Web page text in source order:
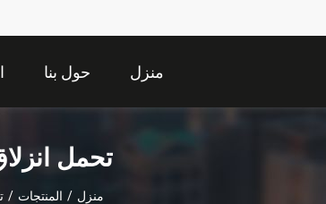
منزل حول بنا
تحمل
منزل / المنتجات /